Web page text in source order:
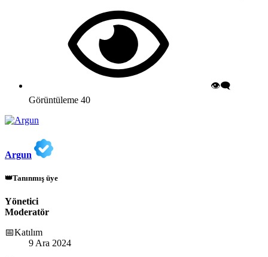
👁️‍🗨️
Görüntüleme 40
Argun
👑Tanınmış üye
Yönetici
Moderatör
📅Katılım
9 Ara 2024